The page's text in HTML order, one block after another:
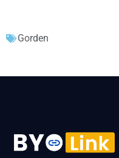
Gorden